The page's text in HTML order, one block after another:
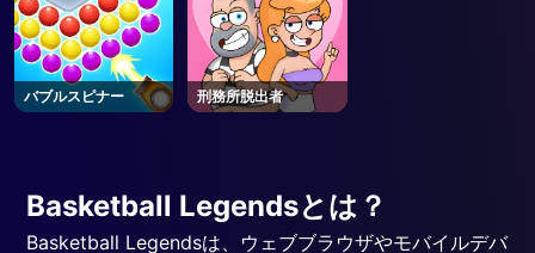
バブルスピナー 刑務所脱出者
Basketball Legendsとは？
Basketball Legendsは、ウェブブラウザやモバイルデバ